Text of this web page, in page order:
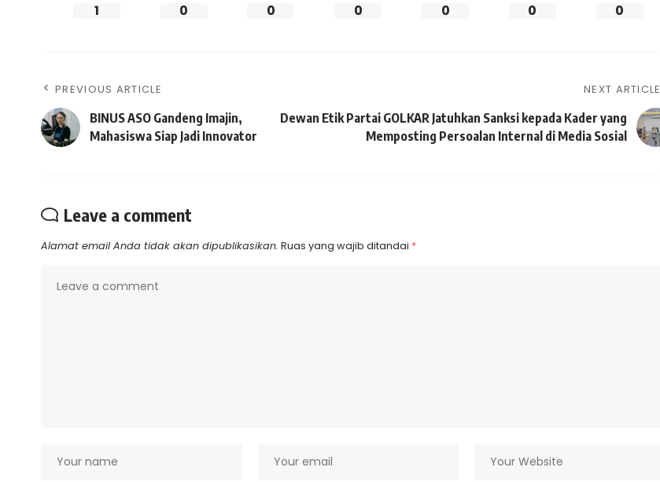
1 0 0 0 0 0 0
PREVIOUS ARTICLE
BINUS ASO Gandeng Imajin,
Mahasiswa Siap Jadi Innovator
NEXT ARTICLE
Dewan Etik Partai GOLKAR Jatuhkan Sanksi kepada Kader yang
Memposting Persoalan Internal di Media Sosial
Leave a comment
Alamat email Anda tidak akan dipublikasikan. Ruas yang wajib ditandai *